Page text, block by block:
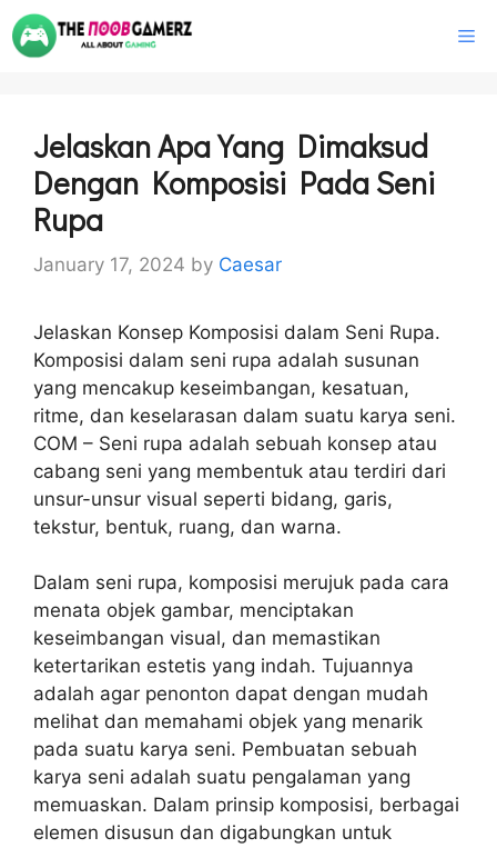
Skip
to
Jelaskan Apa Yang Dimaksud
Dengan Komposisi Pada Seni
Rupa
January 17, 2024 by Caesar
Jelaskan Konsep Komposisi dalam Seni Rupa.
Komposisi dalam seni rupa adalah susunan
yang mencakup keseimbangan, kesatuan,
ritme, dan keselarasan dalam suatu karya seni.
COM – Seni rupa adalah sebuah konsep atau
cabang seni yang membentuk atau terdiri dari
unsur-unsur visual seperti bidang, garis,
tekstur, bentuk, ruang, dan warna.
Dalam seni rupa, komposisi merujuk pada cara
menata objek gambar, menciptakan
keseimbangan visual, dan memastikan
ketertarikan estetis yang indah. Tujuannya
adalah agar penonton dapat dengan mudah
melihat dan memahami objek yang menarik
pada suatu karya seni. Pembuatan sebuah
karya seni adalah suatu pengalaman yang
memuaskan. Dalam prinsip komposisi, berbagai
elemen disusun dan digabungkan untuk